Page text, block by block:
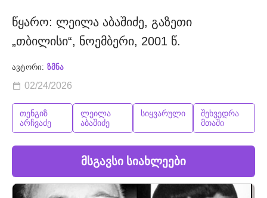
წყარო: ლეილა აბაშიძე, გაზეთი
„თბილისი“, ნოემბერი, 2001 წ.
ავტორი: ზმნა
02/24/2026
თენგიზ
არჩვაძე
ლეილა
აბაშიძე
სიყვარული
შეხვედრა
მთაში
მსგავსი სიახლეები